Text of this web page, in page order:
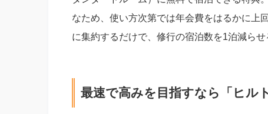
なため、使い方次第では年会費をはるかに上
に集約するだけで、修行の宿泊数を1泊減ら
最速で高みを目指すなら「ヒル